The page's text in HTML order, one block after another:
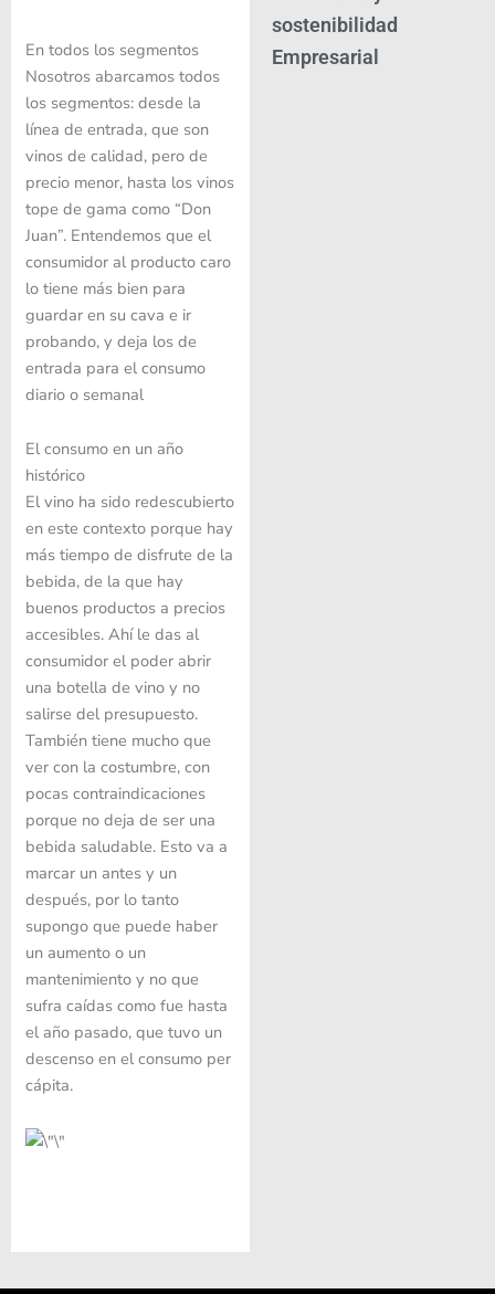
En todos los segmentos
Nosotros abarcamos todos
los segmentos: desde la
línea de entrada, que son
vinos de calidad, pero de
precio menor, hasta los vinos
tope de gama como “Don
Juan”. Entendemos que el
consumidor al producto caro
lo tiene más bien para
guardar en su cava e ir
probando, y deja los de
entrada para el consumo
diario o semanal
El consumo en un año
histórico
El vino ha sido redescubierto
en este contexto porque hay
más tiempo de disfrute de la
bebida, de la que hay
buenos productos a precios
accesibles. Ahí le das al
consumidor el poder abrir
una botella de vino y no
salirse del presupuesto.
También tiene mucho que
ver con la costumbre, con
pocas contraindicaciones
porque no deja de ser una
bebida saludable. Esto va a
marcar un antes y un
después, por lo tanto
supongo que puede haber
un aumento o un
mantenimiento y no que
sufra caídas como fue hasta
el año pasado, que tuvo un
descenso en el consumo per
cápita.
sostenibilidad
Empresarial